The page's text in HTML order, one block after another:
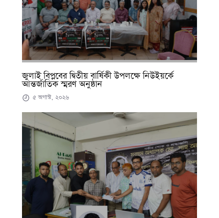
জুলাই বিপ্লবের দ্বিতীয় বার্ষিকী উপলক্ষে নিউইয়র্কে
আন্তর্জাতিক স্মরণ অনুষ্ঠান
৫ অগাস্ট, ২০২৬